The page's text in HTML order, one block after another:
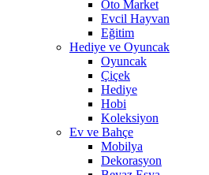
Oto Market
Evcil Hayvan
Eğitim
Hediye ve Oyuncak
Oyuncak
Çiçek
Hediye
Hobi
Koleksiyon
Ev ve Bahçe
Mobilya
Dekorasyon